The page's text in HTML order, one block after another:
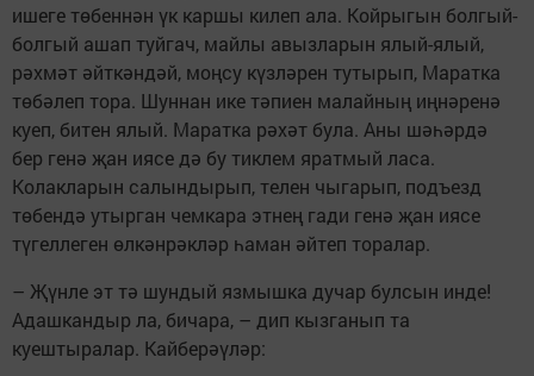
ишеге төбеннән үк каршы килеп ала. Койрыгын болгый-
болгый ашап туйгач, майлы авызларын ялый-ялый,
рәхмәт әйткәндәй, моңсу күзләрен тутырып, Маратка
төбәлеп тора. Шуннан ике тәпиен малайның иңнәренә
куеп, битен ялый. Маратка рәхәт була. Аны шәһәрдә
бер генә җан иясе дә бу тиклем яратмый ласа.
Колакларын салындырып, телен чыгарып, подъезд
төбендә утырган чемкара этнең гади генә җан иясе
түгеллеген өлкәнрәкләр һаман әйтеп торалар.
– Җүнле эт тә шундый язмышка дучар булсын инде!
Адашкандыр ла, бичара, – дип кызганып та
куештыралар. Кайберәүләр: